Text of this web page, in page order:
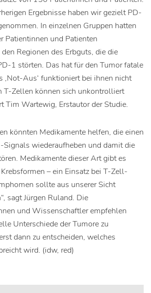
Ergebnisse haben wir gezielt PD-
In einzelnen Gruppen hatten
Patientinnen und Patienten
Regionen des Erbguts, die die
1 störten. Das hat für den Tumor fatale
‚Not-Aus‘ funktioniert bei ihnen nicht
T-Zellen können sich unkontrolliert
Tim Wartewig, Erstautor der Studie.
könnten Medikamente helfen, die einen
wiederaufheben und damit die
Medikamente dieser Art gibt es
– ein Einsatz bei T-Zell-
sollte aus unserer Sicht
sagt Jürgen Ruland. Die
und Wissenschaftler empfehlen
Unterschiede der Tumore zu
dann zu entscheiden, welches
wird. (idw, red)